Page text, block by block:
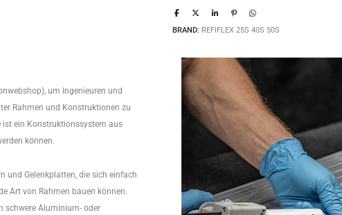
BRAND: REFIFLEX 25S 40S 50S
um Ingenieuren und
Rahmen und Konstruktionen zu
ist ein Konstruktionssystem aus
können.
und Gelenkplatten, die sich einfach
Art von Rahmen bauen können.
schwere Aluminium- oder